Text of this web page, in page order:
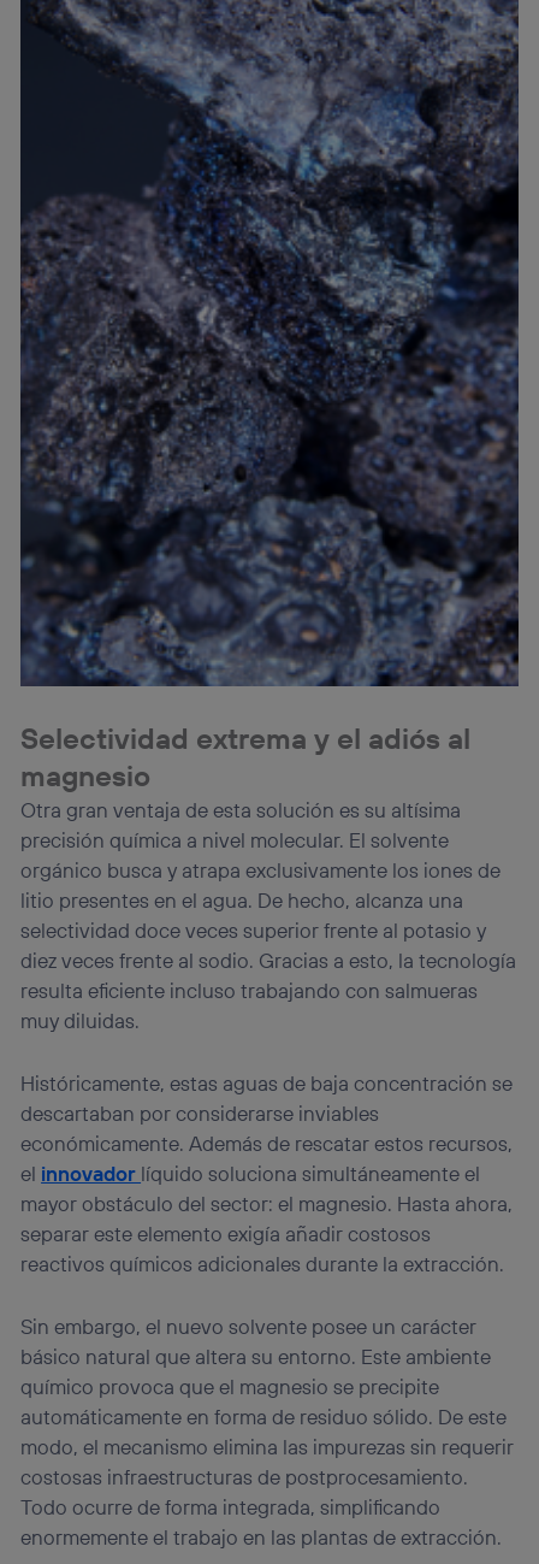
Selectividad extrema y el adiós al
magnesio
Otra gran ventaja de esta solución es su altísima
precisión química a nivel molecular. El solvente
orgánico busca y atrapa exclusivamente los iones de
litio presentes en el agua. De hecho, alcanza una
selectividad doce veces superior frente al potasio y
diez veces frente al sodio. Gracias a esto, la tecnología
resulta eficiente incluso trabajando con salmueras
muy diluidas.
Históricamente, estas aguas de baja concentración se
descartaban por considerarse inviables
económicamente. Además de rescatar estos recursos,
el innovador líquido soluciona simultáneamente el
mayor obstáculo del sector: el magnesio. Hasta ahora,
separar este elemento exigía añadir costosos
reactivos químicos adicionales durante la extracción.
Sin embargo, el nuevo solvente posee un carácter
básico natural que altera su entorno. Este ambiente
químico provoca que el magnesio se precipite
automáticamente en forma de residuo sólido. De este
modo, el mecanismo elimina las impurezas sin requerir
costosas infraestructuras de postprocesamiento.
Todo ocurre de forma integrada, simplificando
enormemente el trabajo en las plantas de extracción.